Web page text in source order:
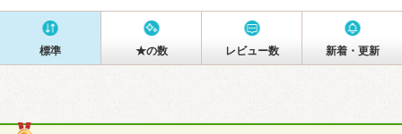
標準 ★の数 レビュー数 新着・更新